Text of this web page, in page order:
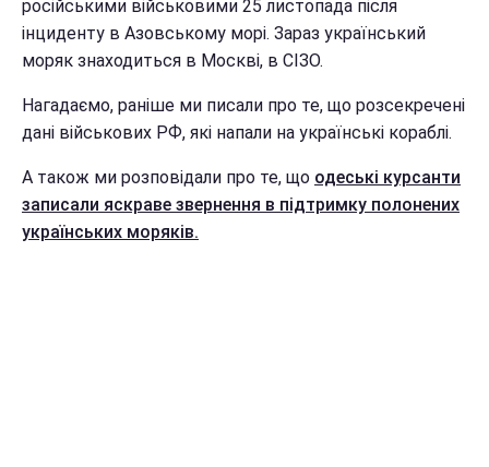
російськими військовими 25 листопада після
інциденту в Азовському морі. Зараз український
моряк знаходиться в Москві, в СІЗО.
Нагадаємо, раніше ми писали про те, що розсекречені
дані військових РФ, які напали на українські кораблі.
А також ми розповідали про те, що одеські курсанти
записали яскраве звернення в підтримку полонених
українських моряків.